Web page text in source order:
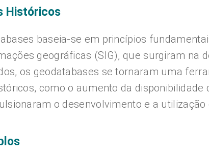
Históricos
baseia-se em princípios
geográficas (SIG), que surgiram na
os geodatabases se tornaram uma
como o aumento da
o desenvolvimento e a utilização